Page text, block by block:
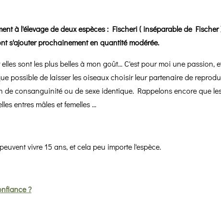
à l'élevage de deux espèces : Fischeri ( inséparable de Fischer
s'ajouter prochainement en quantité modérée.
sont les plus belles à mon goût... C'est pour moi une passion,
possible de laisser les oiseaux choisir leur partenaire de
de consanguinité ou de sexe identique. Rappelons encore que
entres mâles et femelles ...
vivre 15 ans, et cela peu importe l'espèce.
?